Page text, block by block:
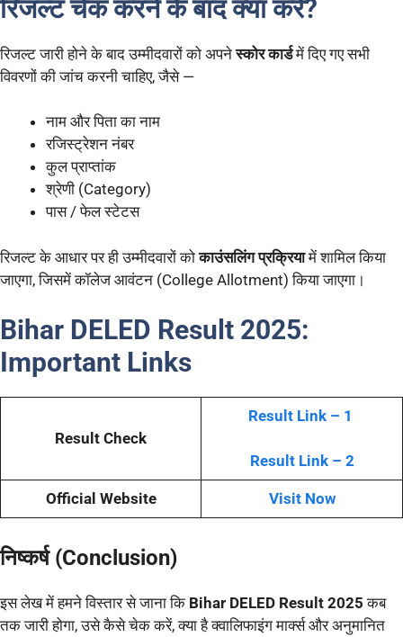
रिजल्ट चेक करने के बाद क्या करें?
रिजल्ट जारी होने के बाद उम्मीदवारों को अपनेस्कोर कार्डमें दिए गए सभी
विवरणों की जांच करनी चाहिए, जैसे —
नाम और पिता का नाम
रजिस्ट्रेशन नंबर
कुल प्राप्तांक
श्रेणी (Category)
पास / फेल स्टेटस
रिजल्ट के आधार पर ही उम्मीदवारों कोकाउंसलिंग प्रक्रियामें शामिल किया
जाएगा, जिसमें कॉलेज आवंटन (College Allotment) किया जाएगा।
Bihar DELED Result 2025:
Important Links
Result Check
Result Link – 1
Result Link – 2
Official Website Visit Now
निष्कर्ष (Conclusion)
इस लेख में हमने विस्तार से जाना कि Bihar DELED Result 2025 कब
तक जारी होगा, उसे कैसे चेक करें, क्या है क्वालिफाइंग मार्क्स और अनुमानित